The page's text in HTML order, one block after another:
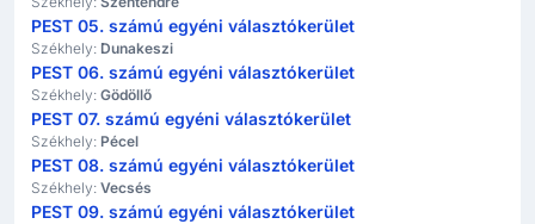
PEST 05. számú egyéni választókerület
Székhely: Dunakeszi
PEST 06. számú egyéni választókerület
Székhely: Gödöllő
PEST 07. számú egyéni választókerület
Székhely: Pécel
PEST 08. számú egyéni választókerület
Székhely: Vecsés
PEST 09. számú egyéni választókerület